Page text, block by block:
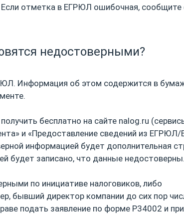
Если отметка в ЕГРЮЛ ошибочная, сообщите
недостоверными?
Информация об этом содержится в
бесплатно на сайте nalog.ru
и «Предоставление сведений из
информацией будет дополнительная
будет записано, что данные недостоверны.
по инициативе налоговиков, либо
бывший директор компании до сих пор
подать заявление по форме Р34002 и